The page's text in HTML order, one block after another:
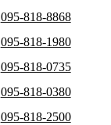
095-818-8868
095-818-1980
095-818-0735
095-818-0380
095-818-2500